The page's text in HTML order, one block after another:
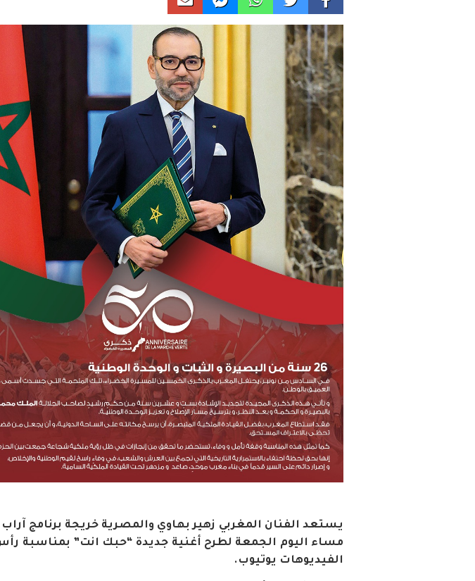
يستعد الفنان المغربي زهير بهاوي والمصرية خريجة برنامج
مساء اليوم الجمعة لطرح أغنية جديدة “حبك انت” بمناسبة
الفيديوهات يوتيوب.